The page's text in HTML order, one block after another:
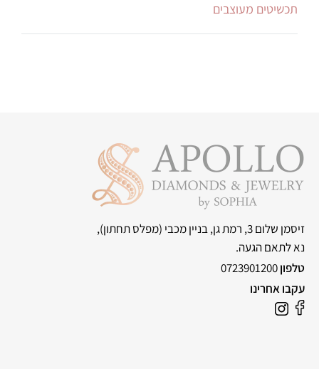
תכשיטים מעוצבים
זיסמן שלום 3, רמת גן, בניין מכבי
(מפלס תחתון),
נא לתאם הגעה.
טלפון0723901200
עקבו אחרינו